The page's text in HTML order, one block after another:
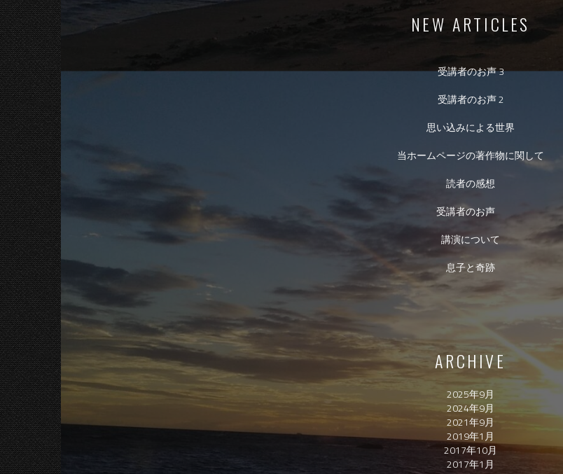
NEW ARTICLES
受講者のお声 3
受講者のお声 2
思い込みによる世界
当ホームページの著作物に関して
読者の感想
受講者のお声
講演について
息子と奇跡
ARCHIVE
2025年9月
2024年9月
2021年9月
2019年1月
2017年10月
2017年1月